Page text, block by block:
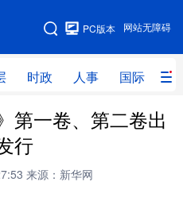
网站无障碍
PC版本
时政 人事 国际 财
地图
时政 人事
第一卷、第二卷出
行
来源：新华网